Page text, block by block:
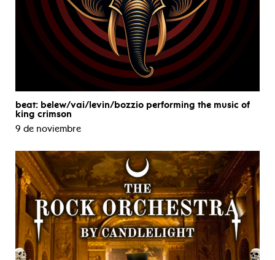
beat: belew/vai/levin/bozzio performing the music of
king crimson
9 de noviembre